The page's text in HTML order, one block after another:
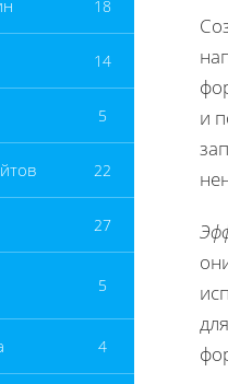
18
14
5
22
27
5
4
и